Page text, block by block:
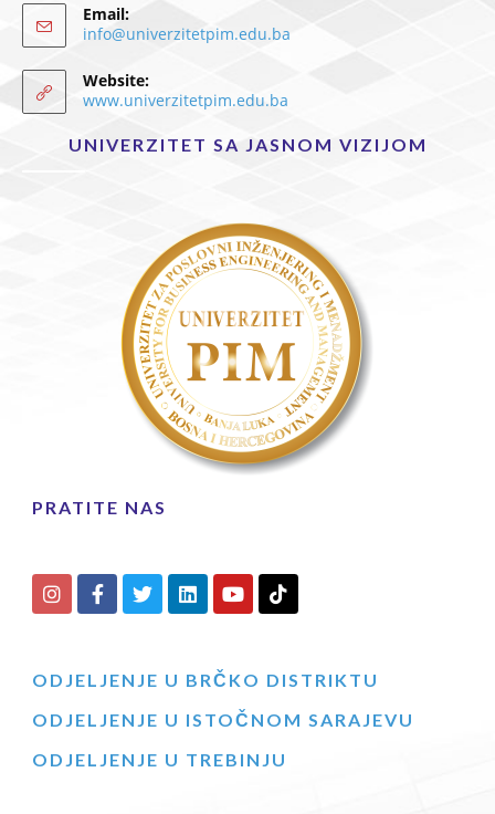
Email:
info@univerzitetpim.edu.ba
Website:
www.univerzitetpim.edu.ba
UNIVERZITET SA JASNOM VIZIJOM
PRATITE NAS
ODJELJENJE U BRČKO DISTRIKTU
ODJELJENJE U ISTOČNOM SARAJEVU
ODJELJENJE U TREBINJU